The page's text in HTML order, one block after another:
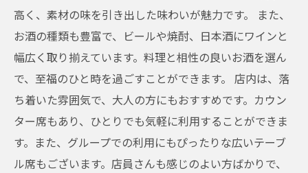
高く、素材の味を引き出した味わいが魅力です。 また、
お酒の種類も豊富で、ビールや焼酎、日本酒にワインと
幅広く取り揃えています。料理と相性の良いお酒を選ん
で、至福のひと時を過ごすことができます。 店内は、落
ち着いた雰囲気で、大人の方にもおすすめです。カウン
ター席もあり、ひとりでも気軽に利用することができま
す。また、グループでの利用にもぴったりな広いテーブ
ル席もございます。店員さんも感じのよい方ばかりで、